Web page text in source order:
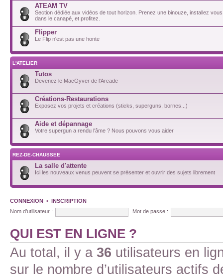
ATEAM TV
Section dédiée aux vidéos de tout horizon. Prenez une binouze, installez
dans le canapé, et profitez.
Flipper
Le Flip n'est pas une honte
L'ATELIER
Tutos
Devenez le MacGyver de l'Arcade
Créations-Restaurations
Exposez vos projets et créations (sticks, superguns, bornes...)
Aide et dépannage
Votre supergun a rendu l'âme ? Nous pouvons vous aider
REZ-DE-CHAUSSEE
La salle d'attente
Ici les nouveaux venus peuvent se présenter et ouvrir des sujets librement
CONNEXION • INSCRIPTION
Nom d’utilisateur :
Mot de passe :
QUI EST EN LIGNE ?
Au total, il y a 36 utilisateurs en
sur le nombre d’utilisateurs actifs